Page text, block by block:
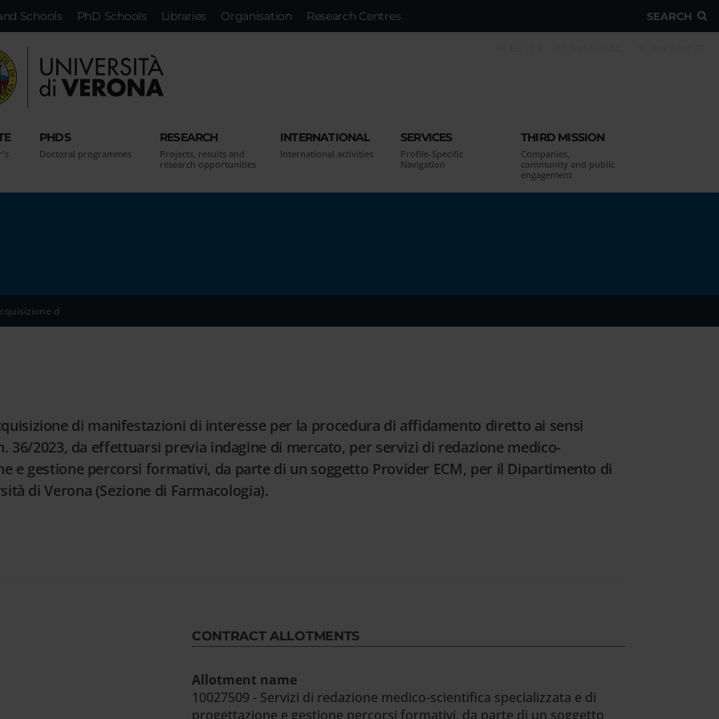
SEARCH
Schools PhD Schools Libraries Organisation Research Centres
PHDS
Doctoral programmes
RESEARCH
Projects, results and
research opportunities
INTERNATIONAL
International activities
SERVICES
Profile-Specific
Navigation
THIRD MISSION
Companies,
community and public
engagement
d
di manifestazioni di interesse per la procedura di affidamento diretto ai sensi
36/2023, da effettuarsi previa indagine di mercato, per servizi di redazione medico-
e gestione percorsi formativi, da parte di un soggetto Provider ECM, per il Dipartimento di
di Verona (Sezione di Farmacologia).
CONTRACT ALLOTMENTS
Allotment name
10027509 - Servizi di redazione medico-scientifica specializzata e di
progettazione e gestione percorsi formativi, da parte di un soggetto